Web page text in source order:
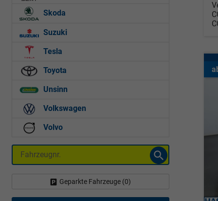
Skoda
Suzuki
Tesla
Toyota
Unsinn
Volkswagen
Volvo
Fahrzeugnr.
Geparkte Fahrzeuge (0)